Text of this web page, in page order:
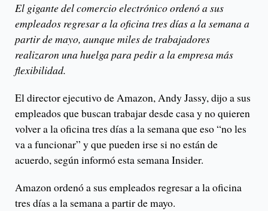
El gigante del comercio electrónico ordenó a sus
empleados regresar a la oficina tres días a la semana a
partir de mayo, aunque miles de trabajadores
realizaron una huelga para pedir a la empresa más
flexibilidad.
El director ejecutivo de Amazon, Andy Jassy, dijo a sus
empleados que buscan trabajar desde casa y no quieren
volver a la oficina tres días a la semana que eso “no les
va a funcionar” y que pueden irse si no están de
acuerdo, según informó esta semana Insider.
Amazon ordenó a sus empleados regresar a la oficina
tres días a la semana a partir de mayo.